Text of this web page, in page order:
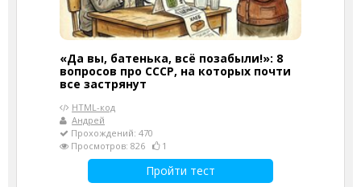
«Да вы, батенька, всё позабыли!»: 8
вопросов про СССР, на которых почти
все застрянут
HTML-код
Андрей
Прохождений: 470
Просмотров: 826
1
Пройти тест